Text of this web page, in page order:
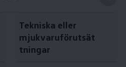
Tekniska eller
mjukvaruförutsät
tningar